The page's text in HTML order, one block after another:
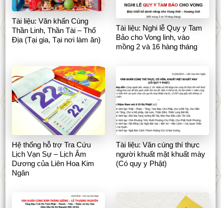
Tài liệu: Văn khấn Cúng
Thần Linh, Thần Tài – Thổ
Địa (Tại gia, Tại nơi làm ăn)
Tài liệu: Nghi lễ Quy y Tam
Bảo cho Vong linh, vào
mồng 2 và 16 hàng tháng
Hệ thống hỗ trợ Tra Cứu
Lịch Vạn Sự – Lịch Âm
Dương của Liên Hoa Kim
Ngân
Tài liệu: Văn cúng thí thực
người khuất mặt khuất mày
(Có quy y Phật)